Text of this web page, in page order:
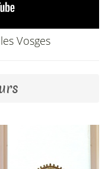
Vosges